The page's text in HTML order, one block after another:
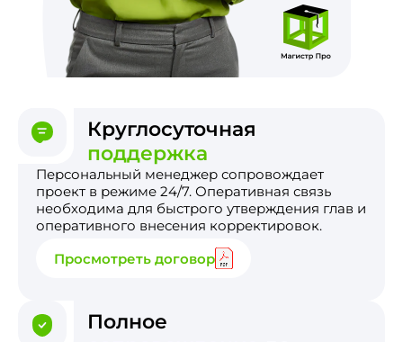
Круглосуточная
поддержка
Персональный менеджер сопровождает
проект в режиме 24/7. Оперативная связь
необходима для быстрого утверждения глав и
оперативного внесения корректировок.
Просмотреть договор
Полное